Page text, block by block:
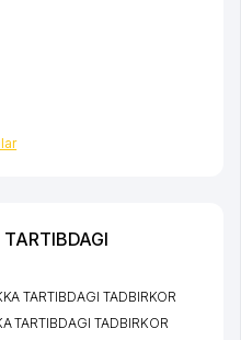
TARTIBDAGI TADBIRKOR
TARTIBDAGI TADBIRKOR